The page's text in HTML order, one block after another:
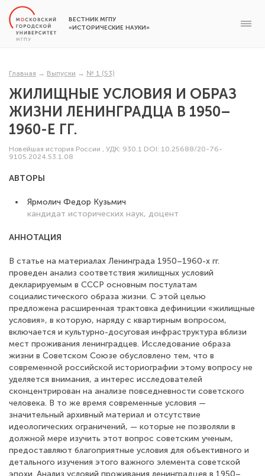
ВЕСТНИК МГПУ
«ИСТОРИЧЕСКИЕ НАУКИ»
Главная → Выпуски → № 1 (53)
ЖИЛИЩНЫЕ УСЛОВИЯ И ОБРАЗ
ЖИЗНИ ЛЕНИНГРАДЦА В 1950–
1960-Е ГГ.
Новейшая история России , УДК: 930.1 DOI: 10.25688/20-76-
9105.2024.53.1.08
АВТОРЫ
Ярмолич Федор Кузьмич
кандидат исторических наук, доцент
АННОТАЦИЯ
В статье на материалах Ленинграда 1950–1960-х гг.
проведен анализ соответствия жилищных условий
декларируемым в СССР основным постулатам
социалистического образа жизни. С этой целью
предложена расширенная трактовка дефиниции «жилищные
условия», в которую, наряду с квартирным вопросом,
включается и культурно-досуговая инфраструктура вблизи
мест проживания ленинградцев. Исследование образа
жизни в Советском Союзе обусловлено тем, что в
современной российской историографии этому вопросу не
уделяется внимания, а интерес исследователей
сконцентрирован на анализе повседневности советского
человека. В то же время современные условия —
значительный архивный материал и отсутствие
идеологических ограничений, — которые не позволяли в
должной мере изучить этот вопрос советским ученым,
предоставляют благоприятные условия для объективного и
детального изучения этого важного элемента советской
эпохи. Анализ условий проживания ленинградцев в 1950–